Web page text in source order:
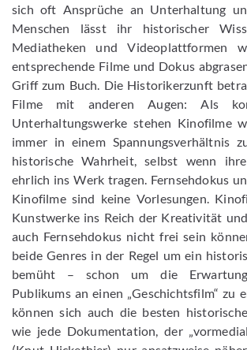
sich oft Ansprüche an Unterhaltung
Menschen lässt ihr historischer
Mediatheken und Videoplattformen
entsprechende Filme und Dokus
Griff zum Buch. Die Historikerzunft
Filme mit anderen Augen: Als
Unterhaltungswerke stehen Kinofilme
immer in einem Spannungsverhältnis
historische Wahrheit, selbst wenn
ehrlich ins Werk tragen. Fernsehdokus
Kinofilme sind keine Vorlesungen.
Kunstwerke ins Reich der Kreativität
auch Fernsehdokus nicht frei sein
beide Genres in der Regel um ein
bemüht – schon um die
Publikums an einen „Geschichtsfilm“ zu
können sich auch die besten
wie jede Dokumentation, der